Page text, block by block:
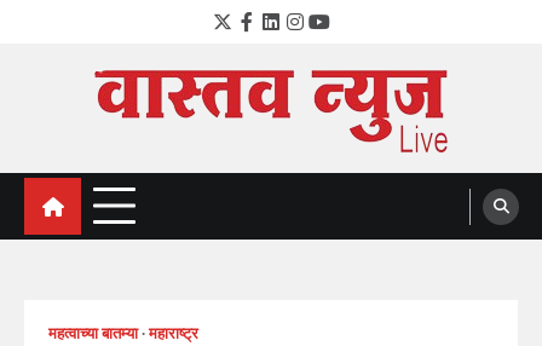
Twitter
Facebook
LinkedIn
Instagram
YouTube
VastavNEWSLive.com
a leading NEWS portal of Maharahstra
महत्वाच्या बातम्या महाराष्ट्र